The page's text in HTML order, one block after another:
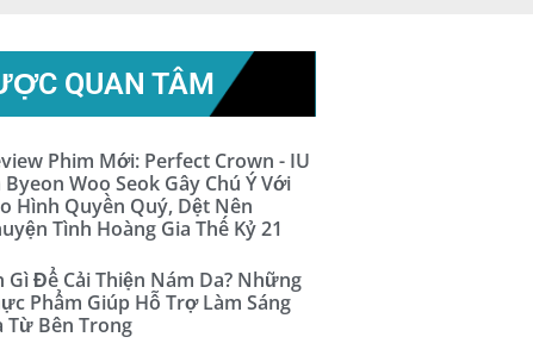
QUAN TÂM
Phim Mới: Perfect Crown - IU
Byeon Woo Seok Gây Chú Ý Với
Hình Quyền Quý, Dệt Nên
Tình Hoàng Gia Thế Kỷ 21
Gì Để Cải Thiện Nám Da? Những
Phẩm Giúp Hỗ Trợ Làm Sáng
Từ Bên Trong